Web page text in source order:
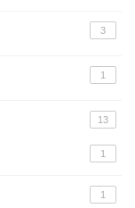
3
1
13
1
1